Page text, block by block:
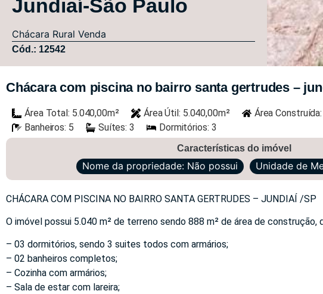
Jundiaí-São Paulo
Chácara Rural Venda
Cód.: 12542
Chácara com piscina no bairro santa gertrudes –
Área Total: 5.040,00m² Área Útil: 5.040,00m² Área
Banheiros: 5
Suítes: 3 Dormitórios: 3
Características do imóvel
Nome da propriedade: Não possui Unidade de
CHÁCARA COM PISCINA NO BAIRRO SANTA GERTRUDES – JUNDIAÍ /SP
O imóvel possui 5.040 m² de terreno sendo 888 m² de área de
– 03 dormitórios, sendo 3 suites todos com armários;
– 02 banheiros completos;
– Cozinha com armários;
– Sala de estar com lareira;